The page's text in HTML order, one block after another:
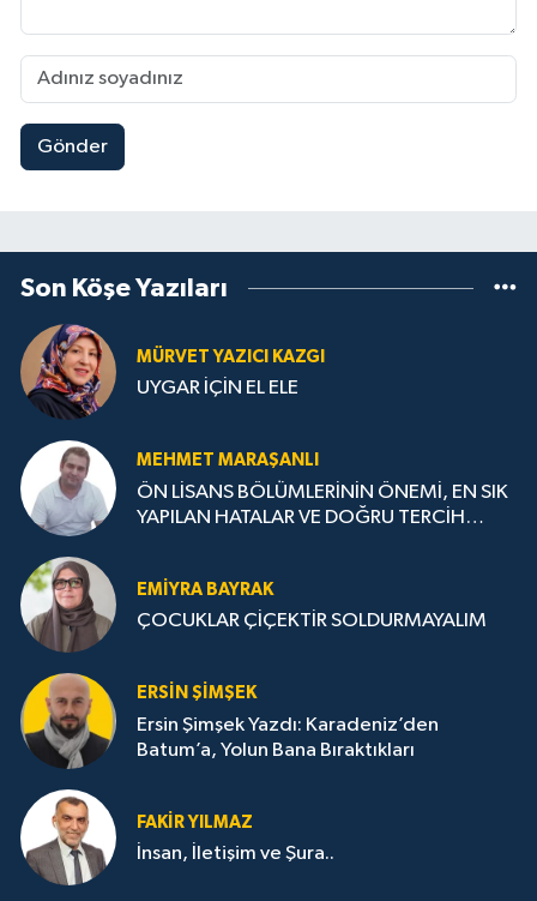
Gönder
Son Köşe Yazıları
MÜRVET YAZICI KAZGI
UYGAR İÇİN EL ELE
MEHMET MARAŞANLI
ÖN LİSANS BÖLÜMLERİNİN ÖNEMİ, EN SIK
YAPILAN HATALAR VE DOĞRU TERCİH
EMIYRA BAYRAK
ÇOCUKLAR ÇİÇEKTİR SOLDURMAYALIM
ERSIN ŞIMŞEK
Ersin Şimşek Yazdı: Karadeniz’den
Batum’a, Yolun Bana Bıraktıkları
FAKIR YILMAZ
İnsan, İletişim ve Şura..